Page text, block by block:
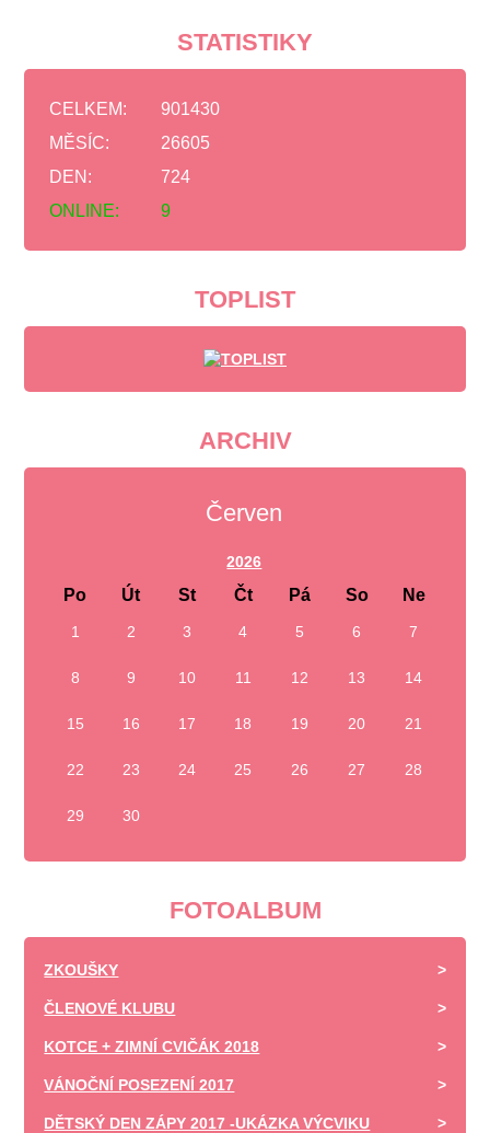
STATISTIKY
ONLINE: 9
CELKEM:
901430
MĚSÍC:
26605
DEN:
724
TOPLIST
ARCHIV
Červen
2026
Po Út St Čt Pá So Ne
1 2 3 4 5 6 7
8 9 10 11 12 13 14
15 16 17 18 19 20 21
22 23 24 25 26 27 28
29 30
FOTOALBUM
ZKOUŠKY
ČLENOVÉ KLUBU
KOTCE + ZIMNÍ CVIČÁK 2018
VÁNOČNÍ POSEZENÍ 2017
DĚTSKÝ DEN ZÁPY 2017 -UKÁZKA VÝCVIKU